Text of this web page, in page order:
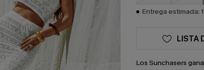
Entrega estimada:
LISTA
Los Sunchasers